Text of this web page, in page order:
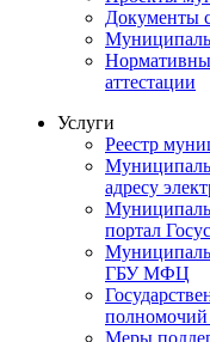
Документы
аттестации
Услуги
Реестр
адресу
портал
ГБУ МФЦ
полномочий